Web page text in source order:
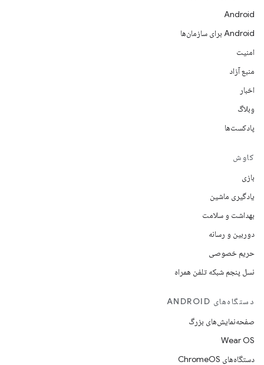
Android
Android برای سازمان‌ها
امنیت
منبع آزاد
اخبار
وبلاگ
پادکست‌ها
کاوش
بازی
یادگیری ماشین
بهداشت و سلامت
دوربین و رسانه
حریم خصوصی
نسل پنجم شبکه تلفن همراه
دستگاه‌های ANDROID
صفحه‌نمایش‌های بزرگ
Wear OS
دستگاه‌های ChromeOS